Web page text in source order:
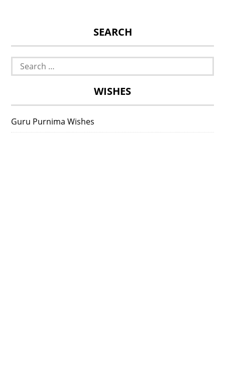
SEARCH
Search
for:
WISHES
Guru Purnima Wishes